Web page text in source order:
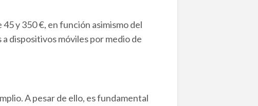
y 350 €, en función asimismo del
dispositivos móviles por medio de
A pesar de ello, es fundamental